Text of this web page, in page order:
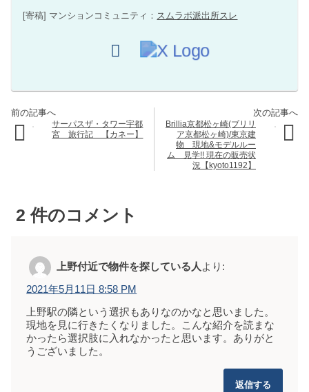
[寄稿] マンションコミュニティ： スムラボ派出所スレ
サーパスザ・タワー宇都
宮 旅行記 【カネー】
Brillia京都松ヶ崎(ブリリ
ア京都松ヶ崎)/東京建
物 現地&モデルルー
ム 見学!! 現在の販売状
況【kyoto1192】
2 件のコメント
上野付近で物件を探している人 より:
2021年5月11日 8:58 PM
上野駅の隣という選択もありなのかなと思いました。
現地を見に行きたくなりました。こんな紹介を読まな
かったら選択肢に入れなかったと思います。ありがと
うございました。
返信する